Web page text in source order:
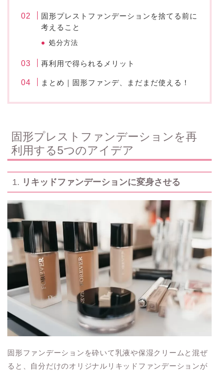
固形プレストファンデーションを捨てる前に
考えること
処分方法
再利用で得られるメリット
まとめ｜固形ファンデ、まだまだ使える！
固形プレストファンデーションを再
利用する5つのアイデア
1. リキッドファンデーションに変身させる
固形ファンデーションを砕いて乳液や保湿クリームと混ぜ
ると、自分だけのオリジナルリキッドファンデーションが